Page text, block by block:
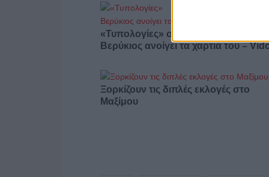
«Τυπολογίες» στο YouTube: Ο Δήμος
Βερύκιος ανοίγει τα χαρτιά του –
Ξορκίζουν τις διπλές εκλογές στο
Μαξίμου